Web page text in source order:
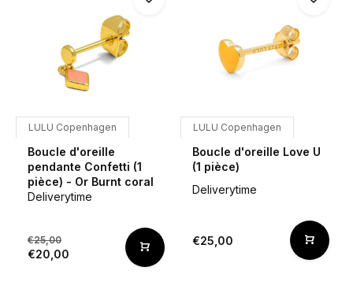
LULU Copenhagen
Boucle d'oreille
pendante Confetti (1
pièce) - Or Burnt coral
Deliverytime
€25,00
€20,00
LULU Copenhagen
Boucle d'oreille Love U
(1 pièce)
Deliverytime
€25,00